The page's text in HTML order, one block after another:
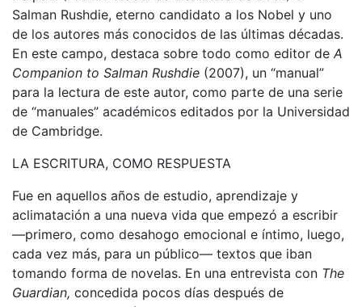
Salman Rushdie, eterno candidato a los Nobel y uno
de los autores más conocidos de las últimas décadas.
En este campo, destaca sobre todo como editor de A
Companion to Salman Rushdie (2007), un “manual”
para la lectura de este autor, como parte de una serie
de “manuales” académicos editados por la Universidad
de Cambridge.
LA ESCRITURA, COMO RESPUESTA
Fue en aquellos años de estudio, aprendizaje y
aclimatación a una nueva vida que empezó a escribir
—primero, como desahogo emocional e íntimo, luego,
cada vez más, para un público— textos que iban
tomando forma de novelas. En una entrevista con The
Guardian, concedida pocos días después de